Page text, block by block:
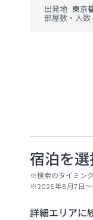
出発地 東京
部屋数・人数
宿泊を選
※検索のタイミン
※2026年8月7日～
詳細エリアに